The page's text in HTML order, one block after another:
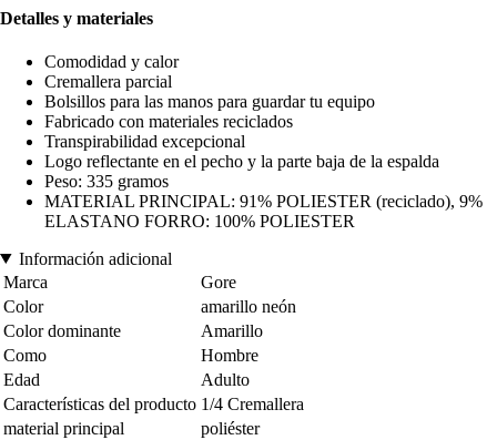
Detalles y materiales
Comodidad y calor
Cremallera parcial
Bolsillos para las manos para guardar tu equipo
Fabricado con materiales reciclados
Transpirabilidad excepcional
Logo reflectante en el pecho y la parte baja de la espalda
Peso: 335 gramos
MATERIAL PRINCIPAL: 91% POLIESTER (reciclado), 9%
ELASTANO FORRO: 100% POLIESTER
Información adicional
Marca
Gore
Color
amarillo neón
Color dominante
Amarillo
Como
Hombre
Edad
Adulto
Características del producto 1/4 Cremallera
material principal
poliéster